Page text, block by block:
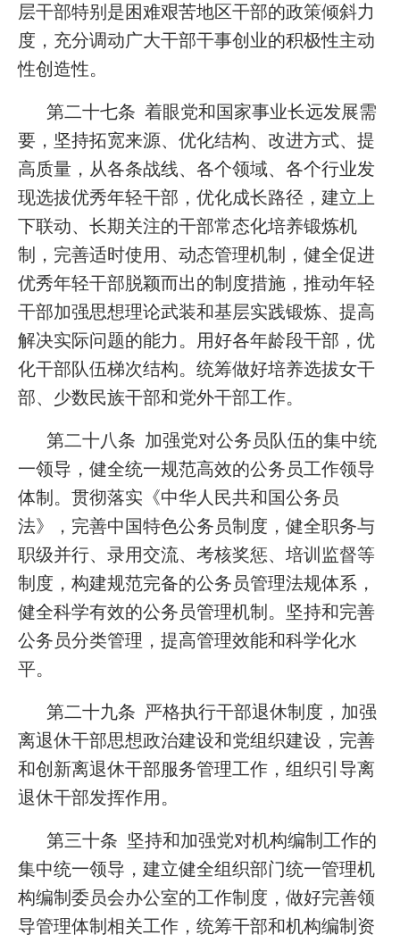
层干部特别是困难艰苦地区干部的政策倾斜力
度，充分调动广大干部干事创业的积极性主动
性创造性。
第二十七条 着眼党和国家事业长远发展需
要，坚持拓宽来源、优化结构、改进方式、提
高质量，从各条战线、各个领域、各个行业发
现选拔优秀年轻干部，优化成长路径，建立上
下联动、长期关注的干部常态化培养锻炼机
制，完善适时使用、动态管理机制，健全促进
优秀年轻干部脱颖而出的制度措施，推动年轻
干部加强思想理论武装和基层实践锻炼、提高
解决实际问题的能力。用好各年龄段干部，优
化干部队伍梯次结构。统筹做好培养选拔女干
部、少数民族干部和党外干部工作。
第二十八条 加强党对公务员队伍的集中统
一领导，健全统一规范高效的公务员工作领导
体制。贯彻落实《中华人民共和国公务员
法》，完善中国特色公务员制度，健全职务与
职级并行、录用交流、考核奖惩、培训监督等
制度，构建规范完备的公务员管理法规体系，
健全科学有效的公务员管理机制。坚持和完善
公务员分类管理，提高管理效能和科学化水
平。
第二十九条 严格执行干部退休制度，加强
离退休干部思想政治建设和党组织建设，完善
和创新离退休干部服务管理工作，组织引导离
退休干部发挥作用。
第三十条 坚持和加强党对机构编制工作的
集中统一领导，建立健全组织部门统一管理机
构编制委员会办公室的工作制度，做好完善领
导管理体制相关工作，统筹干部和机构编制资